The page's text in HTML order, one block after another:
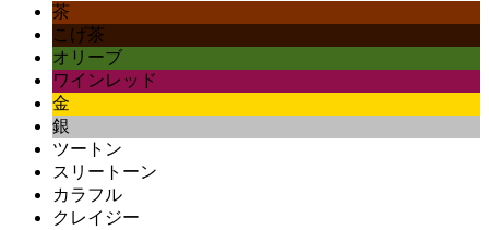
茶
こげ茶
オリーブ
ワインレッド
金
銀
ツートン
スリートーン
カラフル
クレイジー